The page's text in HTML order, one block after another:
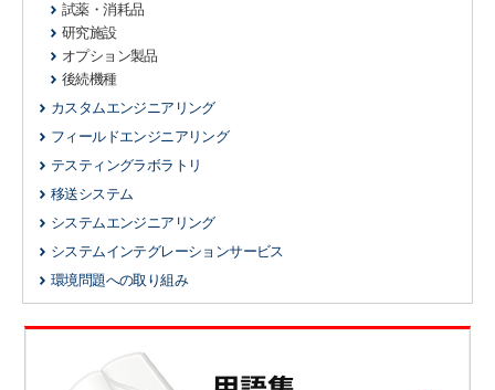
試薬・消耗品
研究施設
オプション製品
後続機種
カスタムエンジニアリング
フィールドエンジニアリング
テスティングラボラトリ
移送システム
システムエンジニアリング
システムインテグレーションサービス
環境問題への取り組み